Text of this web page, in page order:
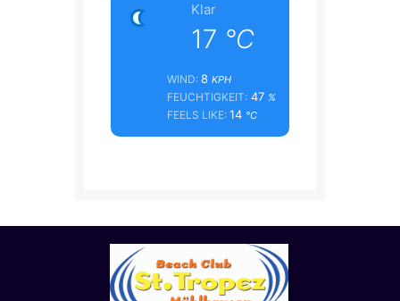
Klar
17 °C
WIND:8 KPH
FEUCHTIGKEIT: 47 %
FEELS LIKE:14 °C